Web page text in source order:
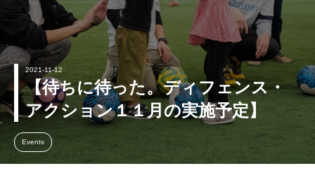
2021-11-12
【待ちに待った。ディフェンス・
アクション１１月の実施予定】
Events